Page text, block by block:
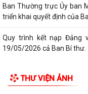
Ban Thường trực Ủy ban
triển khai quyết định của
Quy trình kết nạp Đảng
19/05/2026 cả Ban Bí thư.
nguyên số.
THƯ VIỆN ẢNH